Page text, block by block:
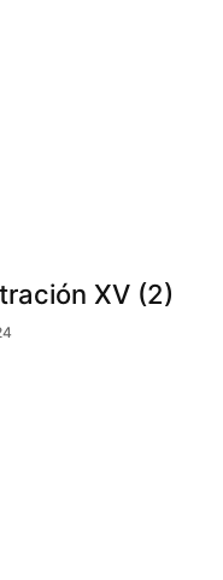
XV (2)